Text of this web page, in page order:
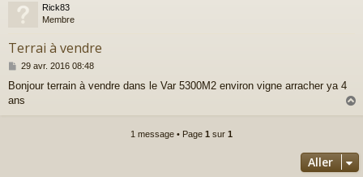
Rick83
Membre
Terrai à vendre
M
s
s
29 avr. 2016 08:48
Bonjour terrain à vendre dans le Var 5300M2 environ vigne arracher ya 4
ans
1 message • Page 1 sur 1
Aller